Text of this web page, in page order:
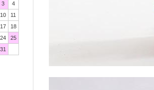
3
4
10
11
17
18
24
25
31